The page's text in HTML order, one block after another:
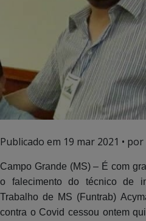
Publicado em 19 mar 2021 •
Campo Grande (MS) – É com
o falecimento do técnico de
Trabalho de MS (Funtrab)
contra o Covid cessou ontem